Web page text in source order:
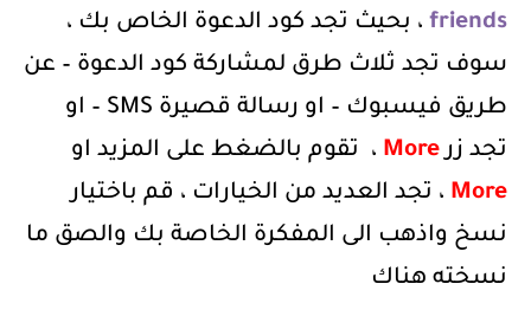
friends ، بحيث تجد كود الدعوة الخاص بك ،
سوف تجد ثلاث طرق لمشاركة كود الدعوة – عن
طريق فيسبوك – او رسالة قصيرة SMS – او
تجد زرMore ، تقوم بالضغط على المزيد او
More ، تجد العديد من الخيارات ، قم باختيار
نسخ واذهب الى المفكرة الخاصة بك والصق ما
نسخته هناك